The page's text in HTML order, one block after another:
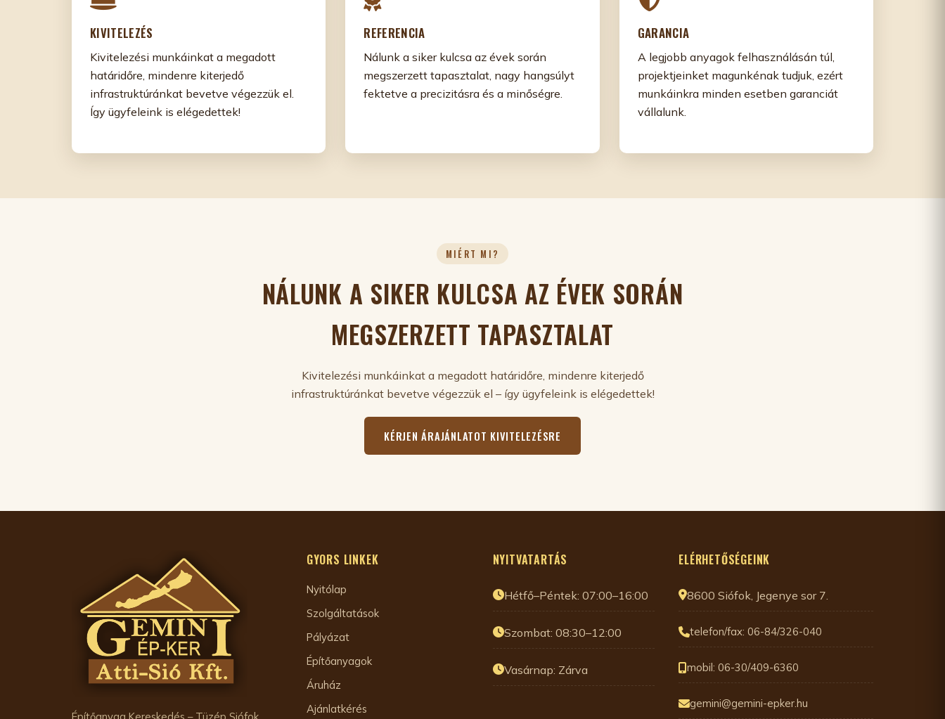
KIVITELEZÉS
Kivitelezési munkáinkat a megadott
határidőre, mindenre kiterjedő
infrastruktúránkat bevetve végezzük el.
Így ügyfeleink is elégedettek!
REFERENCIA
Nálunk a siker kulcsa az évek során
megszerzett tapasztalat, nagy hangsúlyt
fektetve a precizitásra és a minőségre.
GARANCIA
A legjobb anyagok felhasználásán túl,
projektjeinket magunkénak tudjuk, ezért
munkáinkra minden esetben garanciát
vállalunk.
MIÉRT MI?
NÁLUNK A SIKER KULCSA AZ ÉVEK SORÁN
MEGSZERZETT TAPASZTALAT
Kivitelezési munkáinkat a megadott határidőre, mindenre kiterjedő
infrastruktúránkat bevetve végezzük el – így ügyfeleink is elégedettek!
KÉRJEN ÁRAJÁNLATOT KIVITELEZÉSRE
GYORS LINKEK
Nyitólap
Szolgáltatások
Pályázat
Építőanyagok
Áruház
Ajánlatkérés
NYITVATARTÁS
Hétfő–Péntek: 07:00–16:00
Szombat: 08:30–12:00
Vasárnap: Zárva
ELÉRHETŐSÉGEINK
8600 Siófok, Jegenye sor 7.
telefon/fax: 06-84/326-040
mobil: 06-30/409-6360
gemini@gemini-epker.hu